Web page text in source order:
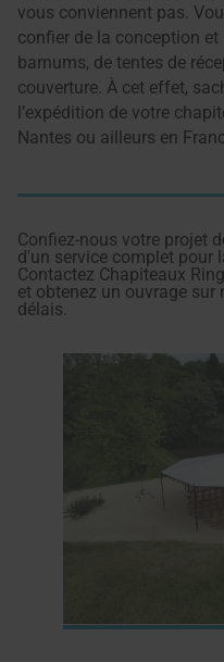
vous conviennent pas.
confier de la conception
barnums, de tentes de
couverture. À cet effet,
l’expédition de votre
Nantes ou ailleurs en
Confiez-nous votre projet
d'un service complet pour
Contactez Chapiteaux
et obtenez un ouvrage sur
délais.